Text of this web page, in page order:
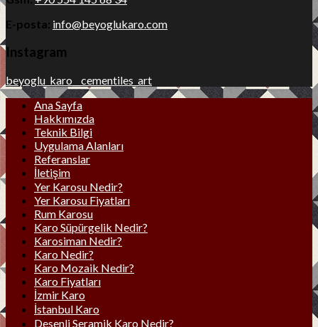
E-posta: info@beyoglukaro.com
Instagram
beyoglu_karo__cementiles_art
Ana Sayfa
Hakkımızda
Teknik Bilgi
Uygulama Alanları
Referanslar
İletişim
Yer Karosu Nedir?
Yer Karosu Fiyatları
Rum Karosu
Karo Süpürgelik Nedir?
Karosiman Nedir?
Karo Nedir?
Karo Mozaik Nedir?
Karo Fiyatları
İzmir Karo
İstanbul Karo
Desenli Seramik Karo Nedir?